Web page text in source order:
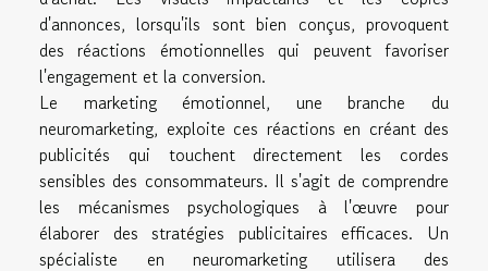
d'annonces, lorsqu'ils sont bien conçus, provoquent
des réactions émotionnelles qui peuvent favoriser
l'engagement et la conversion.
Le marketing émotionnel, une branche du
neuromarketing, exploite ces réactions en créant des
publicités qui touchent directement les cordes
sensibles des consommateurs. Il s'agit de comprendre
les mécanismes psychologiques à l'œuvre pour
élaborer des stratégies publicitaires efficaces. Un
spécialiste en neuromarketing utilisera des